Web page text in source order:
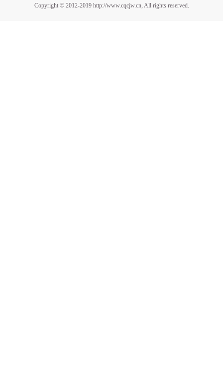
Copyright © 2012-2019 http://www.cqcjw.cn, All rights reserved.